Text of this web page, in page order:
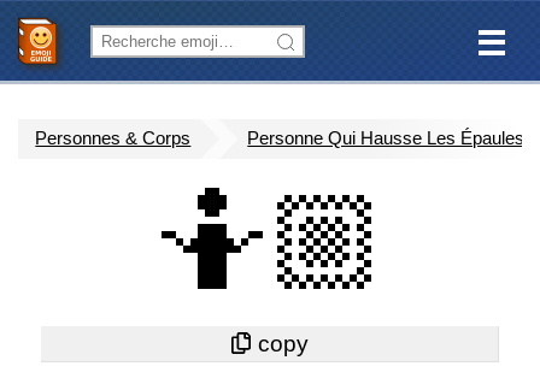
Personnes & Corps Personne Qui Hausse Les Épaules
🤷🏼